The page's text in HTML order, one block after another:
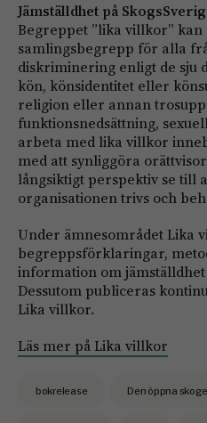
Jämställdhet på
Begreppet ”lika villkor”
samlingsbegrepp för alla
diskriminering enligt de sju
kön, könsidentitet eller
religion eller annan
funktionsnedsättning,
arbeta med lika villkor
med att synliggöra
långsiktigt perspektiv se till
organisationen trivs och
Under ämnesområdet Lika
begreppsförklaringar,
information om
Dessutom publiceras
Lika villkor.
Läs mer på Lika villkor
bokrelease Den öppna